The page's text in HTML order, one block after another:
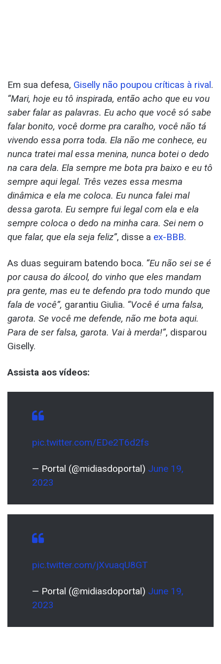
Em sua defesa, Giselly não poupou críticas à rival.
“Mari, hoje eu tô inspirada, então acho que eu vou
saber falar as palavras. Eu acho que você só sabe
falar bonito, você dorme pra caralho, você não tá
vivendo essa porra toda. Ela não me conhece, eu
nunca tratei mal essa menina, nunca botei o dedo
na cara dela. Ela sempre me bota pra baixo e eu tô
sempre aqui legal. Três vezes essa mesma
dinâmica e ela me coloca. Eu nunca falei mal
dessa garota. Eu sempre fui legal com ela e ela
sempre coloca o dedo na minha cara. Sei nem o
que falar, que ela seja feliz”, disse a ex-BBB.
As duas seguiram batendo boca. “Eu não sei se é
por causa do álcool, do vinho que eles mandam
pra gente, mas eu te defendo pra todo mundo que
fala de você”, garantiu Giulia. “Você é uma falsa,
garota. Se você me defende, não me bota aqui.
Para de ser falsa, garota. Vai à merda!”, disparou
Giselly.
Assista aos vídeos:
pic.twitter.com/EDe2T6d2fs
— Portal (@midiasdoportal) June 19,
2023
pic.twitter.com/jXvuaqU8GT
— Portal (@midiasdoportal) June 19,
2023